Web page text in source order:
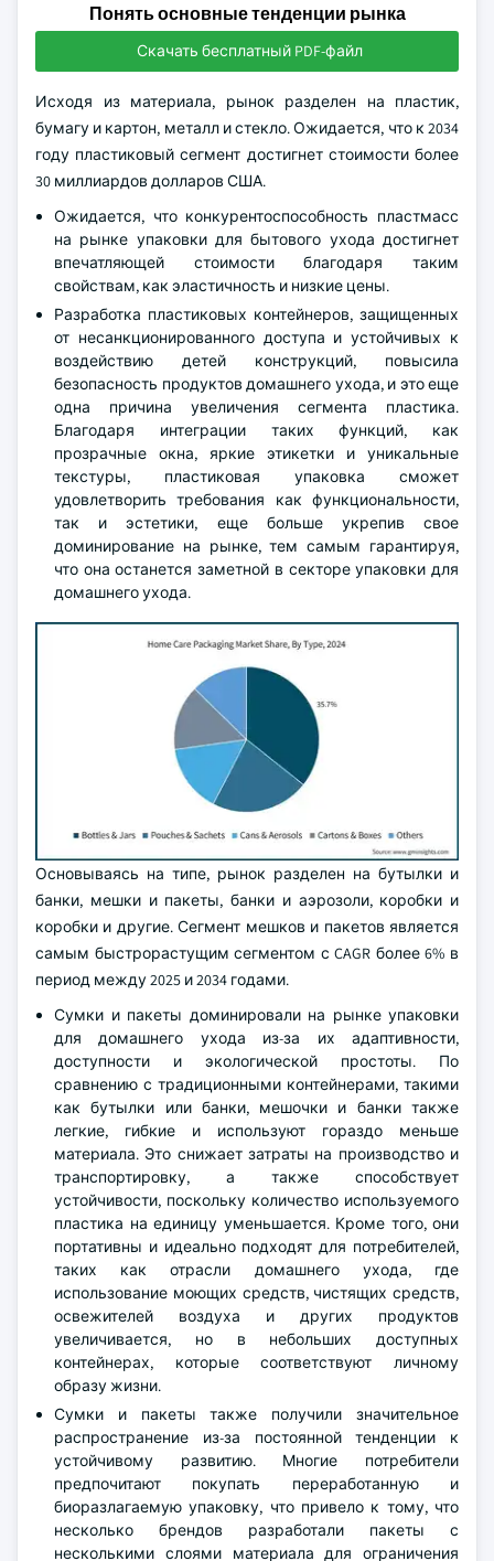
Понять основные тенденции рынка
Скачать бесплатный PDF-файл
Исходя из материала, рынок разделен на пластик,
бумагу и картон, металл и стекло. Ожидается, что к 2034
году пластиковый сегмент достигнет стоимости более
30 миллиардов долларов США.
Ожидается, что конкурентоспособность пластмасс
на рынке упаковки для бытового ухода достигнет
впечатляющей стоимости благодаря таким
свойствам, как эластичность и низкие цены.
Разработка пластиковых контейнеров, защищенных
от несанкционированного доступа и устойчивых к
воздействию детей конструкций, повысила
безопасность продуктов домашнего ухода, и это еще
одна причина увеличения сегмента пластика.
Благодаря интеграции таких функций, как
прозрачные окна, яркие этикетки и уникальные
текстуры, пластиковая упаковка сможет
удовлетворить требования как функциональности,
так и эстетики, еще больше укрепив свое
доминирование на рынке, тем самым гарантируя,
что она останется заметной в секторе упаковки для
домашнего ухода.
Основываясь на типе, рынок разделен на бутылки и
банки, мешки и пакеты, банки и аэрозоли, коробки и
коробки и другие. Сегмент мешков и пакетов является
самым быстрорастущим сегментом с CAGR более 6% в
период между 2025 и 2034 годами.
Сумки и пакеты доминировали на рынке упаковки
для домашнего ухода из-за их адаптивности,
доступности и экологической простоты. По
сравнению с традиционными контейнерами, такими
как бутылки или банки, мешочки и банки также
легкие, гибкие и используют гораздо меньше
материала. Это снижает затраты на производство и
транспортировку, а также способствует
устойчивости, поскольку количество используемого
пластика на единицу уменьшается. Кроме того, они
портативны и идеально подходят для потребителей,
таких как отрасли домашнего ухода, где
использование моющих средств, чистящих средств,
освежителей воздуха и других продуктов
увеличивается, но в небольших доступных
контейнерах, которые соответствуют личному
образу жизни.
Сумки и пакеты также получили значительное
распространение из-за постоянной тенденции к
устойчивому развитию. Многие потребители
предпочитают покупать переработанную и
биоразлагаемую упаковку, что привело к тому, что
несколько брендов разработали пакеты с
несколькими слоями материала для ограничения